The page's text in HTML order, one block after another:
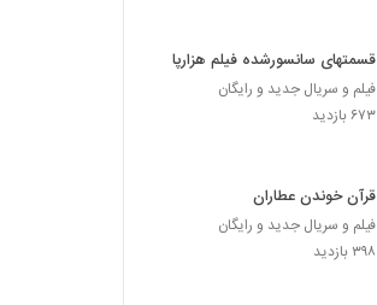
قسمتهای سانسورشده فیلم هزارپا
فیلم و سریال جدید و رایگان
۶۷۳ بازدید
قرآن خوندن عطاران
فیلم و سریال جدید و رایگان
۳۹۸ بازدید